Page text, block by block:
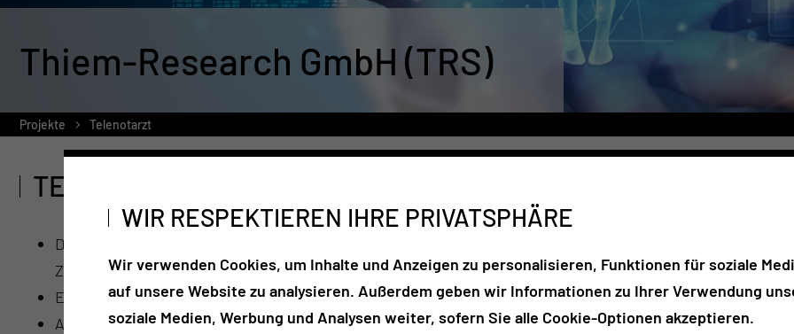
Thiem-Research GmbH (TRS)
Projekte Telenotarzt
TELENOTARZT
Die Integration des Telenotarztes bei Bedarf in den Einsätzen des Rettungsdienstes und die
Zielklinik
Es sollen telemedizinische Arbeitsplätze für Notärzte geschaffen werden.
Außerdem werden Fahrzeuge des Rettungsdienstes mit der notwendigen Technik ausgestattet.
WIR RESPEKTIEREN IHRE PRIVATSPHÄRE
Wir verwenden Cookies, um Inhalte und Anzeigen zu personalisieren, Funktionen für soziale
auf unsere Website zu analysieren. Außerdem geben wir Informationen zu Ihrer Verwendung
soziale Medien, Werbung und Analysen weiter, sofern Sie alle Cookie-Optionen akzeptieren.